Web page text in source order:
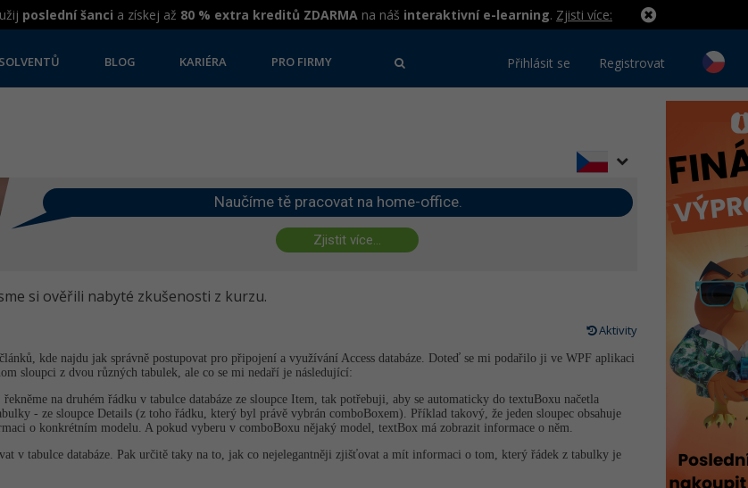
poslední šanci a získej až 80 % extra kreditů ZDARMA na náš interaktivní e-learning. Zjisti více:
BLOG KARIÉRA PRO FIRMY Přihlásit se Registrovat
Naučíme tě pracovat na home-office.
Zjistit více...
si ověřili nabyté zkušenosti z kurzu.
Aktivity
kde najdu jak správně postupovat pro připojení a využívání Access databáze. Doteď se mi podařilo ji ve WPF aplikaci
sloupci z dvou různých tabulek, ale co se mi nedaří je následující:
na druhém řádku v tabulce databáze ze sloupce Item, tak potřebuji, aby se automaticky do textuBoxu načetla
- ze sloupce Details (z toho řádku, který byl právě vybrán comboBoxem). Příklad takový, že jeden sloupec obsahuje
o konkrétním modelu. A pokud vyberu v comboBoxu nějaký model, textBox má zobrazit informace o něm.
v tabulce databáze. Pak určitě taky na to, jak co nejelegantněji zjišťovat a mít informaci o tom, který řádek z tabulky je